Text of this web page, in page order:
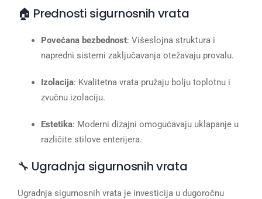
🏠 Prednosti sigurnosnih vrata
Povećana bezbednost: Višeslojna struktura i
napredni sistemi zaključavanja otežavaju provalu.
Izolacija: Kvalitetna vrata pružaju bolju toplotnu i
zvučnu izolaciju.
Estetika: Moderni dizajni omogućavaju uklapanje u
različite stilove enterijera.
🔧 Ugradnja sigurnosnih vrata
Ugradnja sigurnosnih vrata je investicija u dugoročnu